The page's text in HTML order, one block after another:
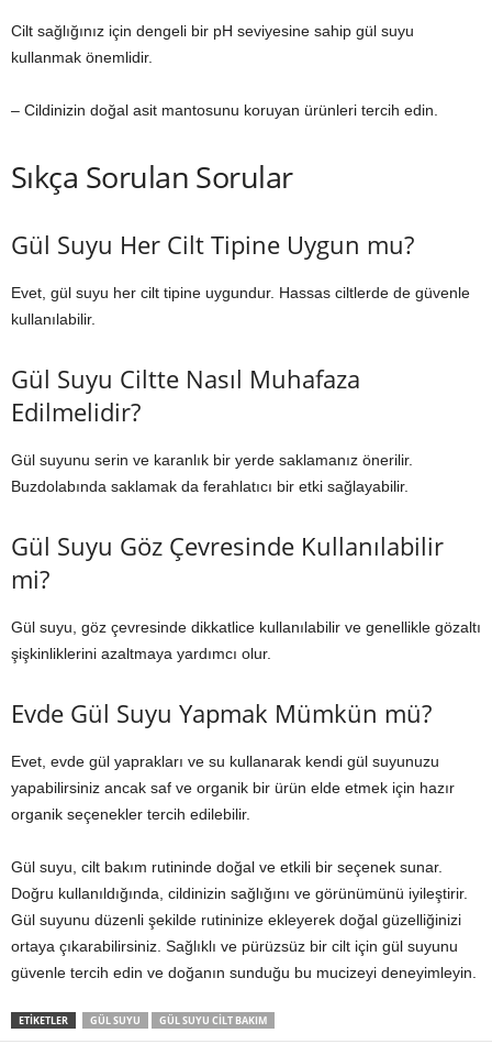
Cilt sağlığınız için dengeli bir pH seviyesine sahip gül suyu
kullanmak önemlidir.
– Cildinizin doğal asit mantosunu koruyan ürünleri tercih edin.
Sıkça Sorulan Sorular
Gül Suyu Her Cilt Tipine Uygun mu?
Evet, gül suyu her cilt tipine uygundur. Hassas ciltlerde de güvenle
kullanılabilir.
Gül Suyu Ciltte Nasıl Muhafaza
Edilmelidir?
Gül suyunu serin ve karanlık bir yerde saklamanız önerilir.
Buzdolabında saklamak da ferahlatıcı bir etki sağlayabilir.
Gül Suyu Göz Çevresinde Kullanılabilir
mi?
Gül suyu, göz çevresinde dikkatlice kullanılabilir ve genellikle gözaltı
şişkinliklerini azaltmaya yardımcı olur.
Evde Gül Suyu Yapmak Mümkün mü?
Evet, evde gül yaprakları ve su kullanarak kendi gül suyunuzu
yapabilirsiniz ancak saf ve organik bir ürün elde etmek için hazır
organik seçenekler tercih edilebilir.
Gül suyu, cilt bakım rutininde doğal ve etkili bir seçenek sunar.
Doğru kullanıldığında, cildinizin sağlığını ve görünümünü iyileştirir.
Gül suyunu düzenli şekilde rutininize ekleyerek doğal güzelliğinizi
ortaya çıkarabilirsiniz. Sağlıklı ve pürüzsüz bir cilt için gül suyunu
güvenle tercih edin ve doğanın sunduğu bu mucizeyi deneyimleyin.
ETIKETLER GÜL SUYU GÜL SUYU CILT BAKIM